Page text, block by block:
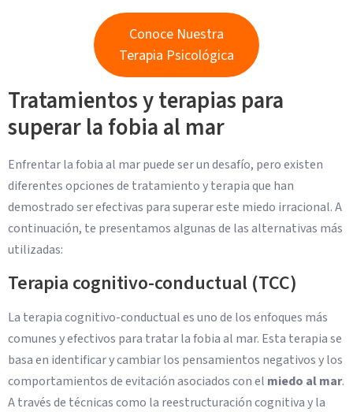
Conoce Nuestra
Terapia Psicológica
Tratamientos y terapias para
superar la fobia al mar
Enfrentar la fobia al mar puede ser un desafío, pero existen
diferentes opciones de tratamiento y terapia que han
demostrado ser efectivas para superar este miedo irracional. A
continuación, te presentamos algunas de las alternativas más
utilizadas:
Terapia cognitivo-conductual (TCC)
La terapia cognitivo-conductual es uno de los enfoques más
comunes y efectivos para tratar la fobia al mar. Esta terapia se
basa en identificar y cambiar los pensamientos negativos y los
comportamientos de evitación asociados con el miedo al mar.
A través de técnicas como la reestructuración cognitiva y la